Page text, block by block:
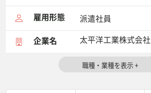
雇用形態
派遣社員
企業名
太平洋工業株式会社